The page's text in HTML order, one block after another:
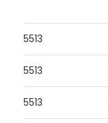
5513
5513
5513